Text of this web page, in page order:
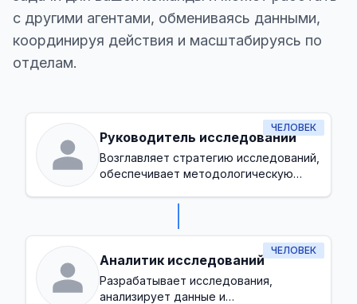
с другими агентами, обмениваясь данными,
координируя действия и масштабируясь по
отделам.
ЧЕЛОВЕК
Руководитель исследований
Возглавляет стратегию исследований,
обеспечивает методологическую
исследований с целями организации
ЧЕЛОВЕК
Аналитик исследований
Разрабатывает исследования,
анализирует данные и